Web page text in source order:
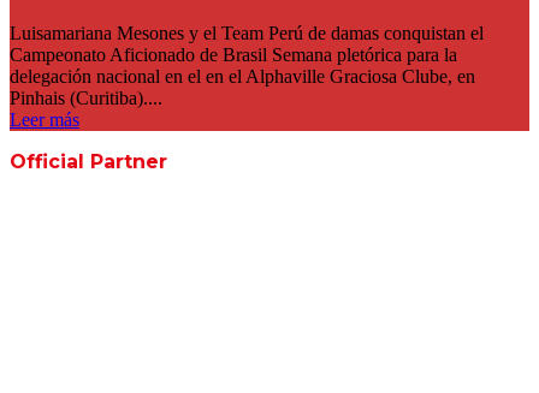
Luisamariana Mesones y el Team Perú de damas conquistan el
Campeonato Aficionado de Brasil Semana pletórica para la
delegación nacional en el en el Alphaville Graciosa Clube, en
Pinhais (Curitiba)....
Leer más
Official Partner